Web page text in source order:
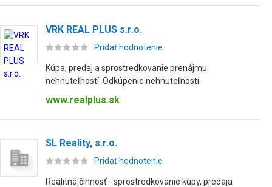
VRK REAL PLUS s.r.o.
Pridať hodnotenie
Kúpa, predaj a sprostredkovanie prenájmu
nehnuteľností. Odkúpenie nehnuteľností.
www.realplus.sk
SL Reality, s.r.o.
Pridať hodnotenie
Realitná činnosť - sprostredkovanie kúpy, predaja